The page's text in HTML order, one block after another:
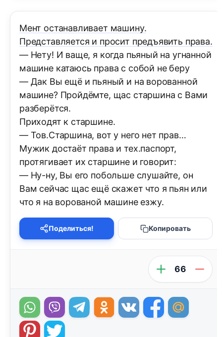
Мент останавливает машину.
Представляется и просит предъявить права.
— Нету! И ваще, я когда пьяный на угнанной
машине катаюсь права с собой не беру
— Дак Вы ещё и пьяный и на ворованной
машине? Пройдёмте, щас старшина с Вами
разберётся.
Приходят к старшине.
— Тов.Старшина, вот у него нет прав…
Мужик достаёт права и тех.паспорт,
протягивает их старшине и говорит:
— Ну-ну, Вы его побольше слушайте, он
Вам сейчас щас ещё скажет что я пьян или
что я на ворованой машине езжу.
Поделиться! Копировать
66